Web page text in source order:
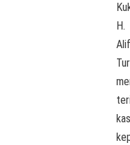
H.
Alif